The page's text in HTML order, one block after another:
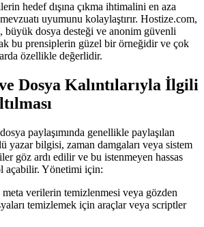
hedef dışına çıkma ihtimalini en aza
uyumunu kolaylaştırır. Hostize.com,
büyük dosya desteği ve anonim güvenli
bu prensiplerin güzel bir örneğidir ve çok
özellikle değerlidir.
Dosya Kalıntılarıyla İlgili
paylaşımında genellikle paylaşılan
yazar bilgisi, zaman damgaları veya sistem
göz ardı edilir ve bu istenmeyen hassas
açabilir. Yönetimi için:
meta verilerin temizlenmesi veya gözden
temizlemek için araçlar veya scriptler